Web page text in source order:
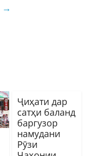
→
Ҷиҳати дар
сатҳи баланд
баргузор
намудани
Рӯзи